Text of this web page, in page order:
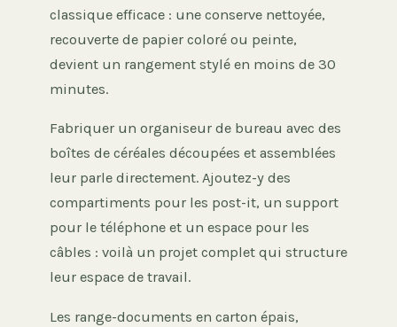
classique efficace : une conserve nettoyée,
recouverte de papier coloré ou peinte,
devient un rangement stylé en moins de 30
minutes.
Fabriquer un organiseur de bureau avec des
boîtes de céréales découpées et assemblées
leur parle directement. Ajoutez-y des
compartiments pour les post-it, un support
pour le téléphone et un espace pour les
câbles : voilà un projet complet qui structure
leur espace de travail.
Les range-documents en carton épais,